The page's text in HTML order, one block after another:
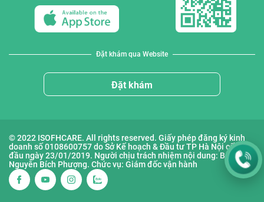
Đặt khám qua Website
Đặt khám
© 2022 ISOFHCARE. All rights reserved. Giấy phép đăng ký kinh
doanh số 0108600757 do Sở Kế hoạch & Đầu tư TP Hà Nội cấp lần
đầu ngày 23/01/2019. Người chịu trách nhiệm nội dung: Bà
Nguyễn Bích Phượng. Chức vụ: Giám đốc vận hành